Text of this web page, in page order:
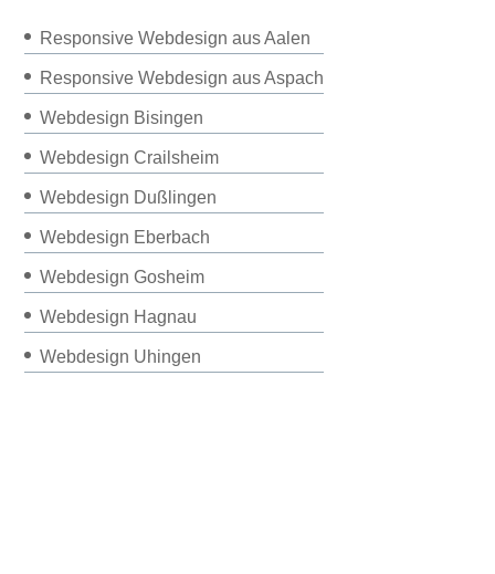
Responsive Webdesign aus Aalen
Responsive Webdesign aus Aspach
Webdesign Bisingen
Webdesign Crailsheim
Webdesign Dußlingen
Webdesign Eberbach
Webdesign Gosheim
Webdesign Hagnau
Webdesign Uhingen